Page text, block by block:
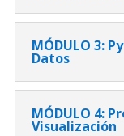
MÓDULO 3:
Datos
MÓDULO 4:
Visualización